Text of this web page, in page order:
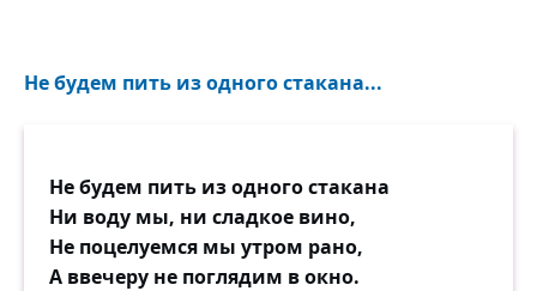
Не будем пить из одного стакана...
Не будем пить из одного стакана
Ни воду мы, ни сладкое вино,
Не поцелуемся мы утром рано,
А ввечеру не поглядим в окно.